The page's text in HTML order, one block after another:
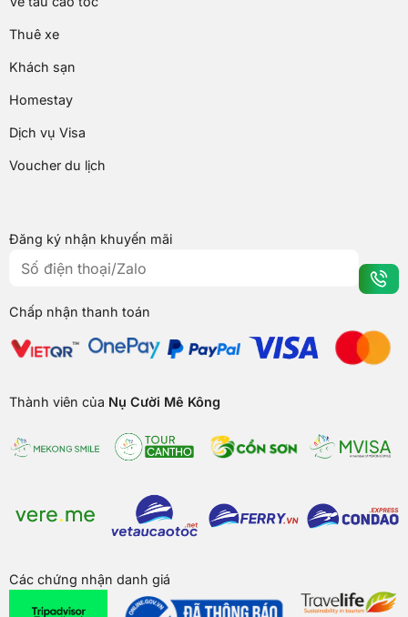
Thuê xe
Khách sạn
Homestay
Dịch vụ Visa
Voucher du lịch
Đăng ký nhận khuyến mãi
Chấp nhận thanh toán
Thành viên của Nụ Cười Mê Kông
Các chứng nhận danh giá